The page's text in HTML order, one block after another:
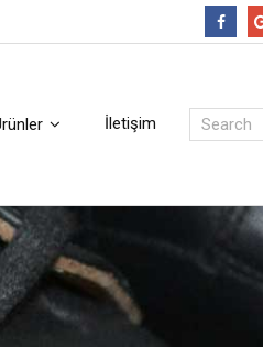
İletişim